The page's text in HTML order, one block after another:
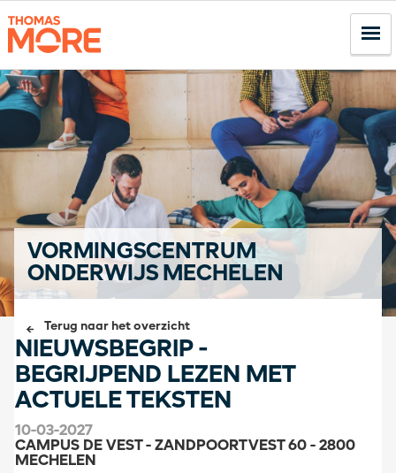
VORMINGSCENTRUM
ONDERWIJS MECHELEN
Terug naar het overzicht
NIEUWSBEGRIP -
BEGRIJPEND LEZEN MET
ACTUELE TEKSTEN
10-03-2027
CAMPUS DE VEST - ZANDPOORTVEST 60 - 2800
MECHELEN